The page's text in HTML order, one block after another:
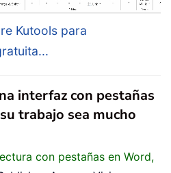
Kutools para
interfaz con pestañas
trabajo sea mucho
con pestañas en Word,